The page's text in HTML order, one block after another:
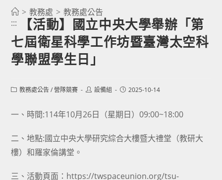
> 教務處 > 教務處公告
:::
【活動】國立中央大學舉辦「第
七屆衛星科學工作坊暨臺灣太空科
學聯盟學生日」
Post教務處公告 / 營隊競賽
Post設備組
Post2025-10-14
一、時間:114年10月26日（星期日）09:00~18:00
二、地點:國立中央大學研究綜合大樓暨大禮堂（教研大
樓）和羅家倫講堂。
三、活動頁面：https://twspaceunion.org/tsu-